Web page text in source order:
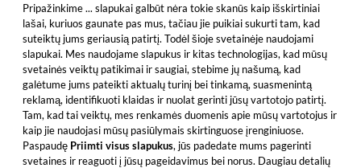
Pripažinkime ... slapukai galbūt nėra tokie skanūs kaip išskirtiniai
lašai, kuriuos gaunate pas mus, tačiau jie puikiai sukurti tam, kad
suteiktų jums geriausią patirtį. Todėl šioje svetainėje naudojami
slapukai. Mes naudojame slapukus ir kitas technologijas, kad mūsų
svetainės veiktų patikimai ir saugiai, stebime jų našumą, kad
galėtume jums pateikti aktualų turinį bei tinkamą, suasmenintą
reklamą, identifikuoti klaidas ir nuolat gerinti jūsų vartotojo patirtį.
Tam, kad tai veiktų, mes renkamės duomenis apie mūsų vartotojus ir
kaip jie naudojasi mūsų pasiūlymais skirtinguose įrenginiuose.
Paspaudę Priimti visus slapukus, jūs padedate mums pagerinti
svetaines ir reaguoti į jūsų pageidavimus bei norus. Daugiau detalių